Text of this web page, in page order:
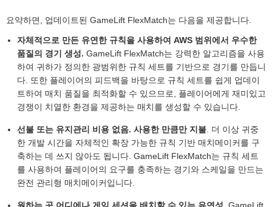
요약하면, 업데이트된 GameLift FlexMatch는 다음을 제공합니다.
자체적으로 만든 유연한 규칙을 사용하여 AWS 범위에서 우수한
품질의 경기 생성. GameLift FlexMatch는 강력한 알고리즘을 사용
하여 귀하가 정의한 광범위한 규칙 세트를 기반으로 경기를 만듭니
다. 또한 플레이어의 피드백을 바탕으로 규칙 세트를 쉽게 업데이
트하여 매치 품질을 최적화할 수 있으므로, 플레이어에게 재미있고
경쟁이 치열한 환경을 제공하는 매치를 생성할 수 있습니다.
선불 또는 유지관리 비용 없음. 사용한 만큼만 지불. 더 이상 귀중
한 개발 시간을 자체적인 확장 가능한 규칙 기반 매치메이커를 구
축하는 데 쓰지 않아도 됩니다. GameLift FlexMatch는 규칙 세트
를 사용하여 플레이어의 요구를 충족하는 경기와 스케일을 만드는
완전 관리형 매치메이커입니다.